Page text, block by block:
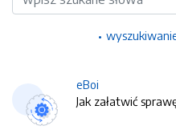
eBoi
Jak załatwić